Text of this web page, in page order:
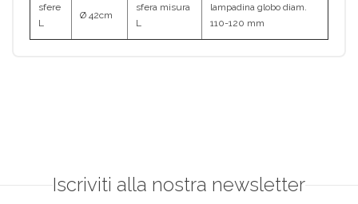
sfere
L
Ø 42cm
sfera misura
L
lampadina globo diam.
110-120 mm
Iscriviti alla nostra newsletter